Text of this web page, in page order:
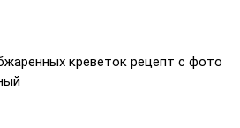
креветок рецепт с фото